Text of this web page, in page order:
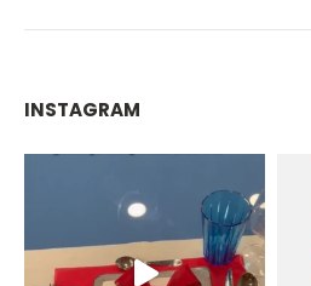
INSTAGRAM